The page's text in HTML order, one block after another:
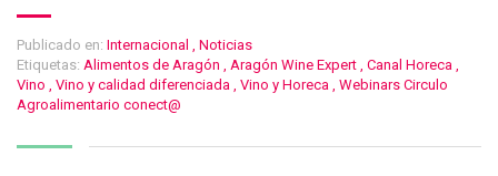
Publicado en: Internacional , Noticias
Etiquetas: Alimentos de Aragón , Aragón Wine Expert , Canal Horeca ,
Vino , Vino y calidad diferenciada , Vino y Horeca , Webinars Circulo
Agroalimentario conect@